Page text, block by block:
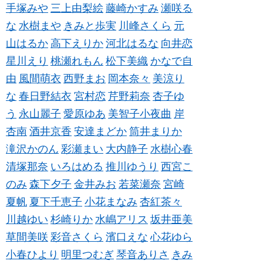
手塚みや 三上由梨絵 藤崎かすみ 瀬咲る
な 水樹まや きみと歩実 川峰さくら 元
山はるか 高下えりか 河北はるな 向井恋
星川えり 桃瀬れもん 松下美織 かなで自
由 風間萌衣 西野まお 岡本奈々 美涼り
な 春日野結衣 宮村恋 芹野莉奈 杏子ゆ
う 永山麗子 愛原ゆあ 美智子小夜曲 岸
杏南 酒井京香 安達まどか 筒井まりか
滝沢かのん 彩瀬まい 大内静子 水樹心春
清塚那奈 いろはめる 推川ゆうり 西宮こ
のみ 森下夕子 金井みお 若菜瀬奈 宮崎
夏帆 夏下千恵子 小花まなみ 杏紅茶々
川越ゆい 杉崎りか 水嶋アリス 坂井亜美
草間美咲 彩音さくら 濱口えな 心花ゆら
小春ひより 明里つむぎ 琴音ありさ きみ